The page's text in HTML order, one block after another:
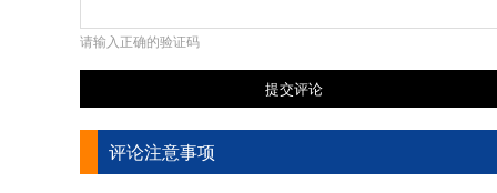
请输入正确的验证码
评论注意事项